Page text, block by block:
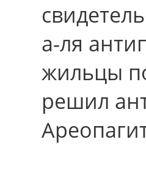
а-ля
жильцы
решил